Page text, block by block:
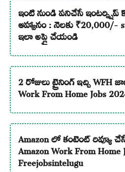
ఇంటి నుండి పనిచేసే
ఆహ్వానం : నెలకు ₹20,000/-
ఇలా అప్లై చేయండి
2 రోజులు ట్రైనింగ్ ఇచ్చి WFH
Work From Home Jobs
Amazon లో కంటెంట్ రివ్యూ
Amazon Work From Home
Freejobsintelugu